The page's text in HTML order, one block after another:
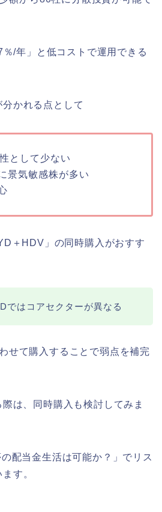
/年」と低コストで運用できる
かれる点として
として少ない
景気敏感株が多い
＋HDV」の同時購入がおすす
ではコアセクターが異なる
せて購入することで弱点を補完
は、同時購入も検討してみま
配当金生活は可能か？」でリス
す。